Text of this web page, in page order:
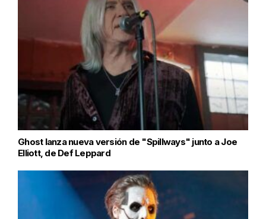
Ghost lanza nueva versión de "Spillways" junto a Joe
Elliott, de Def Leppard